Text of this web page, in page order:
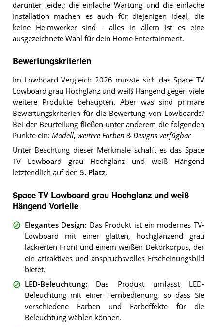
darunter leidet; die einfache Wartung und die einfache
Installation machen es auch für diejenigen ideal, die
keine Heimwerker sind - alles in allem ist es eine
ausgezeichnete Wahl für dein Home Entertainment.
Bewertungskriterien
Im Lowboard Vergleich 2026 musste sich das Space TV
Lowboard grau Hochglanz und weiß Hängend gegen viele
weitere Produkte behaupten. Aber was sind primäre
Bewertungskriterien für die Bewertung von Lowboards?
Bei der Beurteilung fließen unter anderem die folgenden
Punkte ein: Modell, weitere Farben & Designs verfügbar
Unter Beachtung dieser Merkmale schafft es das Space
TV Lowboard grau Hochglanz und weiß Hängend
letztendlich auf den 5. Platz.
Space TV Lowboard grau Hochglanz und weiß
Hängend Vorteile
Elegantes Design: Das Produkt ist ein modernes TV-
Lowboard mit einer glatten, hochglänzend grau
lackierten Front und einem weißen Dekorkorpus, der
ein attraktives und anspruchsvolles Erscheinungsbild
bietet.
LED-Beleuchtung: Das Produkt umfasst LED-
Beleuchtung mit einer Fernbedienung, so dass Sie
verschiedene Farben und Farbeffekte für die
Beleuchtung wählen können.